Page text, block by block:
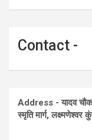
Contact -
Address - यादव चौक,
स्मृति मार्ग,